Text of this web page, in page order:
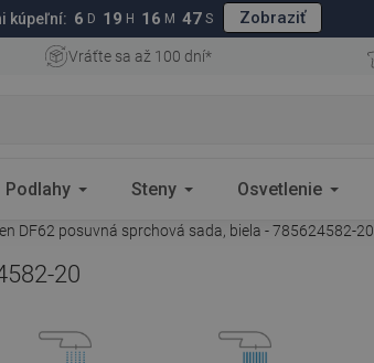
kúpeľní: 6 D 19 H 16 M 46 S Zobraziť
Vráťte sa až 100 dní*
Podlahy Steny Osvetlenie
DF62 posuvná sprchová sada, biela - 785624582-20
20